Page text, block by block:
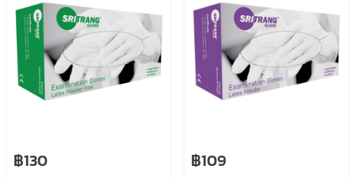
฿130 ฿109